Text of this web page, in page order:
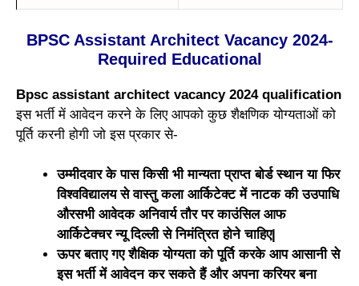
BPSC Assistant Architect Vacancy 2024-
Required Educational
Bpsc assistant architect vacancy 2024 qualification
इस भर्ती में आवेदन करने के लिए आपको कुछ शैक्षणिक योग्यताओं को
पूर्ति करनी होगी जो इस प्रकार से-
उम्मीदवार के पास किसी भी मान्यता प्राप्त बोर्ड स्थान या फिर
विश्वविद्यालय से वास्तु कला आर्किटेक्ट में नाटक की उउपाधि
औरसभी आवेदक अनिवार्य तौर पर काउंसिल आफ
आर्किटेक्चर न्यू दिल्ली से निमंत्रित होने चाहिए|
ऊपर बताए गए शैक्षिक योग्यता को पूर्ति करके आप आसानी से
इस भर्ती में आवेदन कर सकते हैं और अपना करियर बना